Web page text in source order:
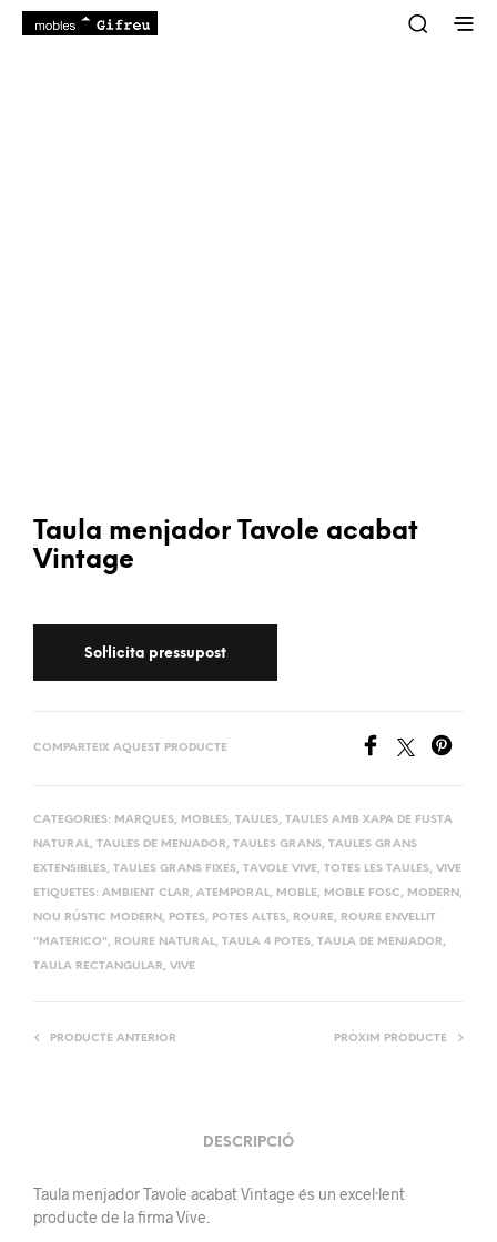
Taula menjador Tavole acabat
Vintage
COMPARTEIX AQUEST PRODUCTE
CATEGORIES: MARQUES, MOBLES, TAULES, TAULES AMB XAPA DE FUSTA
NATURAL, TAULES DE MENJADOR, TAULES GRANS, TAULES GRANS
EXTENSIBLES, TAULES GRANS FIXES, TAVOLE VIVE, TOTES LES TAULES, VIVE
ETIQUETES: AMBIENT CLAR, ATEMPORAL, MOBLE, MOBLE FOSC, MODERN,
NOU RÚSTIC MODERN, POTES, POTES ALTES, ROURE, ROURE ENVELLIT
"MATERICO", ROURE NATURAL, TAULA 4 POTES, TAULA DE MENJADOR,
TAULA RECTANGULAR, VIVE
PRODUCTE ANTERIOR PRÒXIM PRODUCTE
DESCRIPCIÓ
Taula menjador Tavole acabat Vintage és un excel·lent
producte de la firma Vive.